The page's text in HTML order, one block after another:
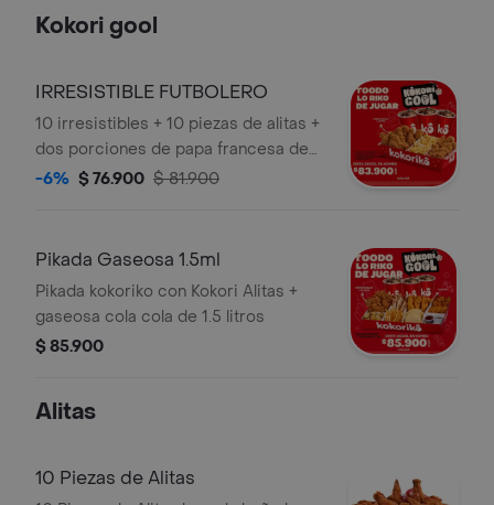
Kokori gool
IRRESISTIBLE FUTBOLERO
10 irresistibles + 10 piezas de alitas +
dos porciones de papa francesa de
80 gr + ensalada kokoriko y salsas
-6% $ 76.900 $ 81.900
Pikada Gaseosa 1.5ml
Pikada kokoriko con Kokori Alitas +
gaseosa cola cola de 1.5 litros
$ 85.900
Alitas
10 Piezas de Alitas